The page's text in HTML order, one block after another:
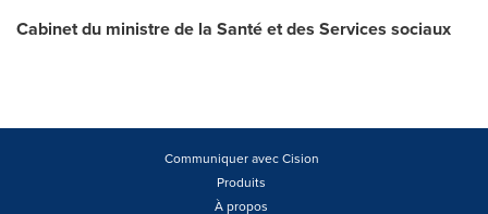
Cabinet du ministre de la Santé et des Services sociaux
Communiquer avec Cision
Produits
À propos